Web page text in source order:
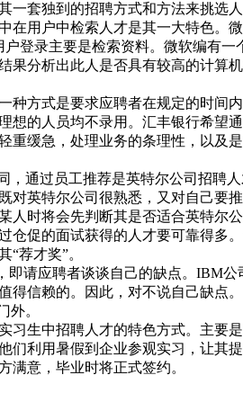
套独到的招聘方式和方法来挑选人
在用户中检索人才是其一大特色。
登录主要是检索资料。微软编有一
果分析出此人是否具有较高的计算
方式是要求应聘者在规定的时间
想的人员均不录用。汇丰银行希望
重缓急，处理业务的条理性，以及
通过员工推荐是英特尔公司招聘
对英特尔公司很熟悉，又对自己要
人时将会先判断其是否适合英特尔
仓促的面试获得的人才要可靠得多
荐才奖”。
请应聘者谈谈自己的缺点。IBM公
得信赖的。因此，对不说自己缺点
外。
生中招聘人才的特色方式。主要
们利用暑假到企业参观实习，让其
满意，毕业时将正式签约。